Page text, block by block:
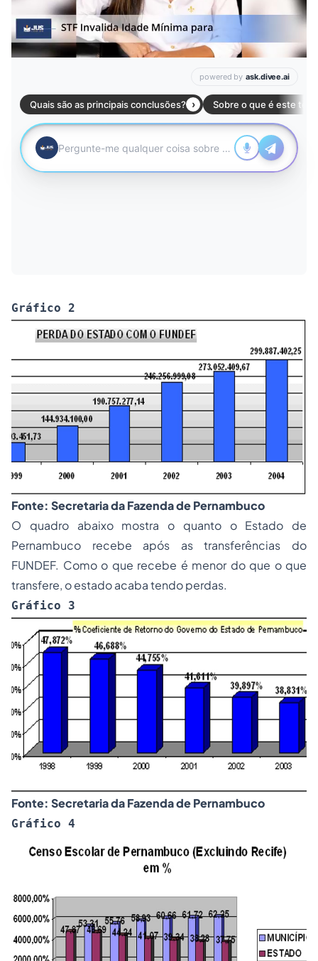
Gráfico 2
Fonte: Secretaria da Fazenda de Pernambuco
O quadro abaixo mostra o quanto o Estado de
Pernambuco recebe após as transferências do
FUNDEF. Como o que recebe é menor do que o que
transfere, o estado acaba tendo perdas.
Gráfico 3
Fonte: Secretaria da Fazenda de Pernambuco
Gráfico 4